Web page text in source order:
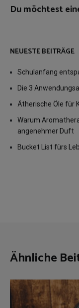
Du möchtest
NEUESTE BEITRÄGE
Schulanfang
Die 3
Ätherische Öle für
Warum
angenehmer Duft
Bucket List fürs
Ähnliche